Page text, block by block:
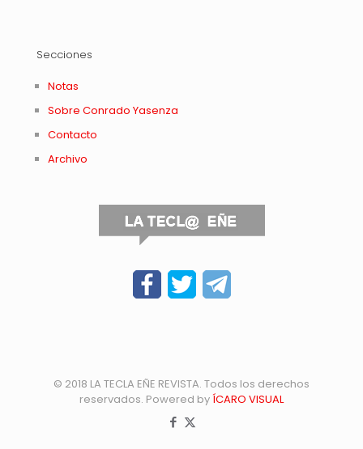
Secciones
Notas
Sobre Conrado Yasenza
Contacto
Archivo
© 2018 LA TECLA EÑE REVISTA. Todos los derechos
reservados. Powered by ÍCARO VISUAL